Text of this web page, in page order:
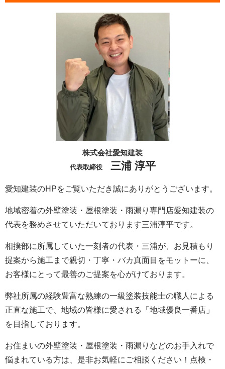
株式会社愛知建装
代表取締役 三浦 淳平
愛知建装のHPをご覧いただき誠にありがとうございます。
地域密着の外壁塗装・屋根塗装・雨漏り専門店愛知建装の
代表を務めさせていただいております三浦淳平です。
相撲部に所属していた一刻者の代表・三浦が、お見積もり
提案から施工まで親切・丁寧・バカ真面目をモットーに、
お客様にとって最善のご提案を心がけております。
弊社所属の経験豊富な熟練の一級塗装技能士の職人による
正直な施工で、地域の皆様に愛される「地域優良一番店」
を目指しております。
お住まいの外壁塗装・屋根塗装・雨漏りなどのお手入れで
悩まれている方は、是非お気軽にご相談ください！点検・